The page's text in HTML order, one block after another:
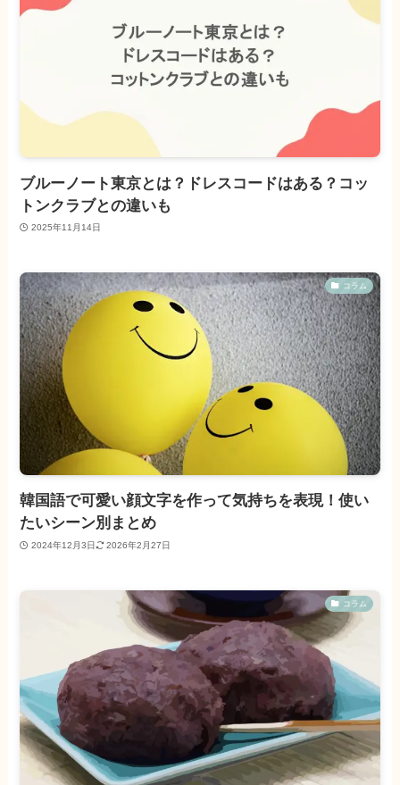
ブルーノート東京とは？ドレスコードはある？コッ
トンクラブとの違いも
2025年11月14日
コラム
韓国語で可愛い顔文字を作って気持ちを表現！使い
たいシーン別まとめ
2024年12月3日 2026年2月27日
コラム